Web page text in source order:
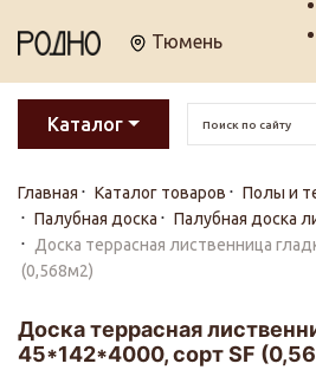
Тюмень
Каталог
Главная Каталог товаров
Полы и
Палубная доска
Палубная доска
Доска террасная лиственница
(0,568м2)
Доска террасная
45*142*4000, сорт SF